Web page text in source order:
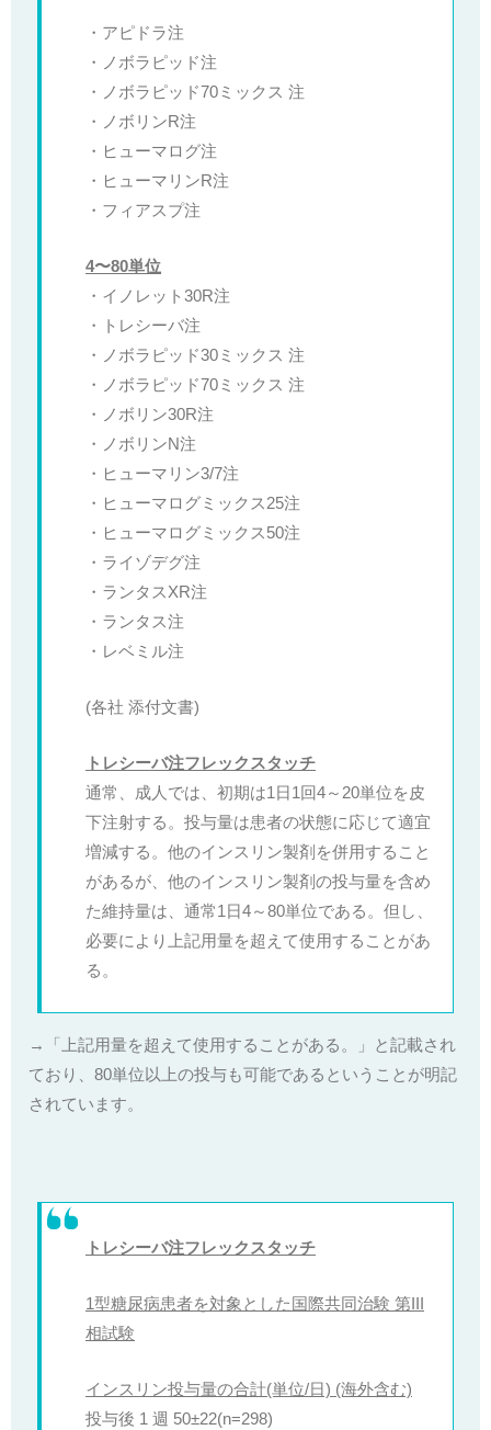
・アピドラ注
・ノボラピッド注
・ノボラピッド70ミックス 注
・ノボリンR注
・ヒューマログ注
・ヒューマリンR注
・フィアスプ注
4〜80単位
・イノレット30R注
・トレシーバ注
・ノボラピッド30ミックス 注
・ノボラピッド70ミックス 注
・ノボリン30R注
・ノボリンN注
・ヒューマリン3/7注
・ヒューマログミックス25注
・ヒューマログミックス50注
・ライゾデグ注
・ランタスXR注
・ランタス注
・レベミル注
(各社 添付文書)
トレシーバ注フレックスタッチ
通常、成人では、初期は1日1回4～20単位を皮
下注射する。投与量は患者の状態に応じて適宜
増減する。他のインスリン製剤を併用すること
があるが、他のインスリン製剤の投与量を含め
た維持量は、通常1日4～80単位である。但し、
必要により上記用量を超えて使用することがあ
る。
→「上記用量を超えて使用することがある。」と記載され
ており、80単位以上の投与も可能であるということが明記
されています。
トレシーバ注フレックスタッチ
1型糖尿病患者を対象とした国際共同治験 第III
相試験
インスリン投与量の合計(単位/日) (海外含む)
投与後 1 週 50±22(n=298)